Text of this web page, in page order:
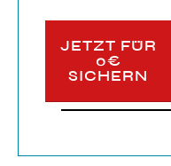
JETZT FÜR
0€
SICHERN